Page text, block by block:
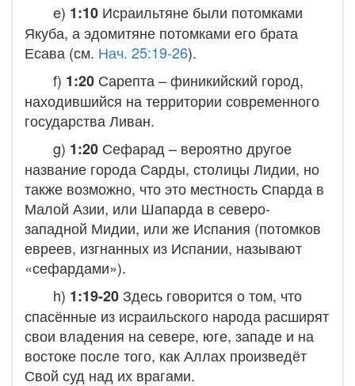
e) 1:10 Исраильтяне были потомками
Якуба, а эдомитяне потомками его брата
Есава (см. Нач. 25:19-26).
f) 1:20 Сарепта – финикийский город,
находившийся на территории современного
государства Ливан.
g) 1:20 Сефарад – вероятно другое
название города Сарды, столицы Лидии, но
также возможно, что это местность Спарда в
Малой Азии, или Шапарда в северо-
западной Мидии, или же Испания (потомков
евреев, изгнанных из Испании, называют
«сефардами»).
h) 1:19-20Здесь говорится о том, что
спасённые из исраильского народа расширят
свои владения на севере, юге, западе и на
востоке после того, как Аллах произведёт
Свой суд над их врагами.